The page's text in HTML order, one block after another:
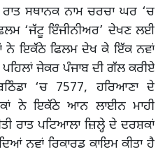
ਰਾਤ ਸਥਾਨਕ ਨਾਮ ਚਰਚਾ ਘਰ ‘ਚ
‘ਜੱਟੂ ਇੰਜੀਨੀਅਰ’ ਦੇਖਣ ਲਈ
ਨੇ ਇਕੱਠੇ ਫਿਲਮ ਦੇਖ ਕੇ ਇੱਕ ਨਵਾਂ
ਜੇਕਰ ਪੰਜਾਬ ਦੀ ਗੱਲ ਕਰੀਏ
‘ਚ 7577, ਹਰਿਆਣਾ ਦੇ
ਨੇ ਇਕੱਠੇ ਆਨ ਲਾਈਨ ਮਾਹੀ
ਰਾਤ ਪਟਿਆਲਾ ਜ਼ਿਲ੍ਹੇ ਦੇ ਦਰਸ਼ਕਾਂ
ਨਵਾਂ ਰਿਕਾਰਡ ਕਾਇਮ ਕੀਤਾ ਹੈ